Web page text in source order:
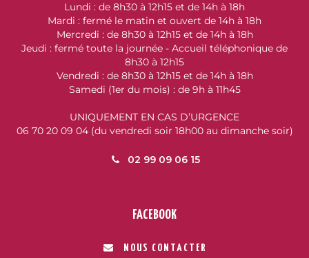
Lundi : de 8h30 à 12h15 et de 14h à 18h
Mardi : fermé le matin et ouvert de 14h à 18h
Mercredi : de 8h30 à 12h15 et de 14h à 18h
Jeudi : fermé toute la journée - Accueil téléphonique de
8h30 à 12h15
Vendredi : de 8h30 à 12h15 et de 14h à 18h
Samedi (1er du mois) : de 9h à 11h45
UNIQUEMENT EN CAS D’URGENCE
06 70 20 09 04 (du vendredi soir 18h00 au dimanche soir)
02 99 09 06 15
FACEBOOK
NOUS CONTACTER